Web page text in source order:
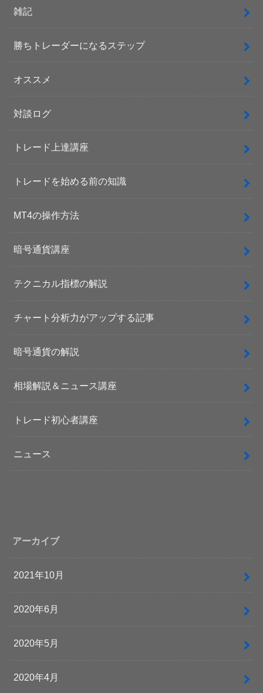
雑記
勝ちトレーダーになるステップ
オススメ
対談ログ
トレード上達講座
トレードを始める前の知識
MT4の操作方法
暗号通貨講座
テクニカル指標の解説
チャート分析力がアップする記事
暗号通貨の解説
相場解説＆ニュース講座
トレード初心者講座
ニュース
アーカイブ
2021年10月
2020年6月
2020年5月
2020年4月